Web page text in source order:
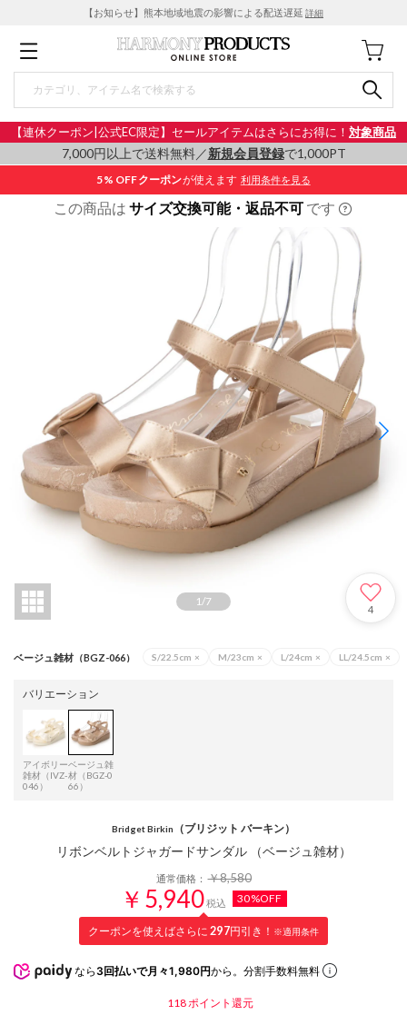
【お知らせ】熊本地域地震の影響による配送遅延 詳細
【連休クーポン|公式EC限定】セールアイテムはさらにお得に！ 対象商品
7,000円以上で送料無料／新規会員登録で1,000PT
5% OFFクーポンが使えます 利用条件を見る
この商品は サイズ交換可能・返品不可 です
1/7
4
ベージュ雑材（BGZ-066） S/22.5cm × M/23cm × L/24cm × LL/24.5cm ×
バリエーション
アイボリー
雑材（IVZ-
046）
ベージュ雑
材（BGZ-0
66）
Bridget Birkin （ブリジット バーキン）
リボンベルトジャガードサンダル （ベージュ雑材）
通常価格：￥8,580
￥5,940税込 30%OFF
クーポンを使えばさらに297円引き！ ※適用条件
なら 3回払いで月々1,980円から。分割手数料無料
118 ポイント還元